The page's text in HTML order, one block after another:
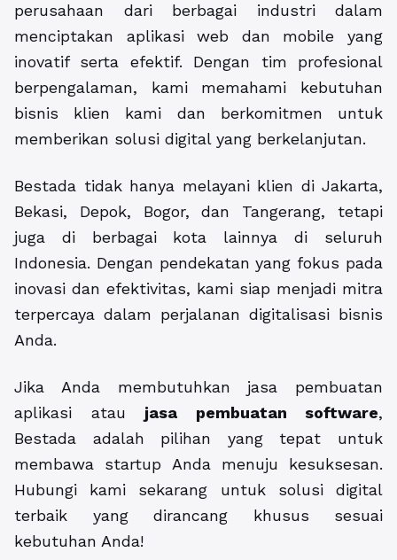
perusahaan dari berbagai industri dalam
menciptakan aplikasi web dan mobile yang
inovatif serta efektif. Dengan tim profesional
berpengalaman, kami memahami kebutuhan
bisnis klien kami dan berkomitmen untuk
memberikan solusi digital yang berkelanjutan.
Bestada tidak hanya melayani klien di Jakarta,
Bekasi, Depok, Bogor, dan Tangerang, tetapi
juga di berbagai kota lainnya di seluruh
Indonesia. Dengan pendekatan yang fokus pada
inovasi dan efektivitas, kami siap menjadi mitra
terpercaya dalam perjalanan digitalisasi bisnis
Anda.
Jika Anda membutuhkan jasa pembuatan
aplikasi atau jasa pembuatan software,
Bestada adalah pilihan yang tepat untuk
membawa startup Anda menuju kesuksesan.
Hubungi kami sekarang untuk solusi digital
terbaik yang dirancang khusus sesuai
kebutuhan Anda!